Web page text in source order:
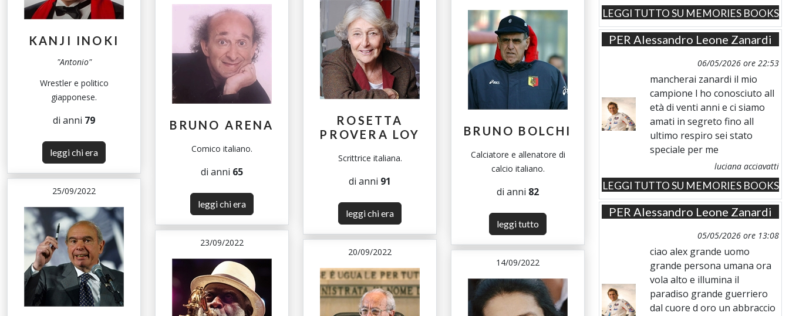
KANJI INOKI
"Antonio"
Wrestler e politico
giapponese.
di anni 79
leggi chi era
ROSETTA
PROVERA LOY
Scrittrice italiana.
di anni 91
leggi chi era
BRUNO ARENA
Comico italiano.
di anni 65
leggi chi era
BRUNO BOLCHI
Calciatore e allenatore di
calcio italiano.
di anni 82
leggi tutto
25/09/2022
23/09/2022
20/09/2022
14/09/2022
LEGGI TUTTO SU MEMORIES BOOKS
PER Alessandro Leone Zanardi
06/05/2026 ore 22:53
mancherai zanardi il mio
campione l ho conosciuto all
età di venti anni e ci siamo
amati in segreto fino all
ultimo respiro sei stato
speciale per me
luciana acciavatti
LEGGI TUTTO SU MEMORIES BOOKS
PER Alessandro Leone Zanardi
05/05/2026 ore 13:08
ciao alex grande uomo
grande persona umana ora
vola alto e illumina il
paradiso grande guerriero
dal cuore d oro un abbraccio